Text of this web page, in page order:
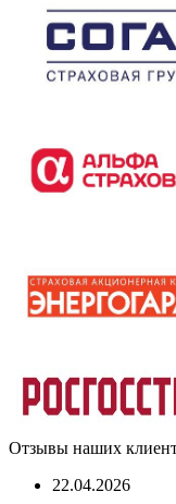
Отзывы наших
22.04.2026